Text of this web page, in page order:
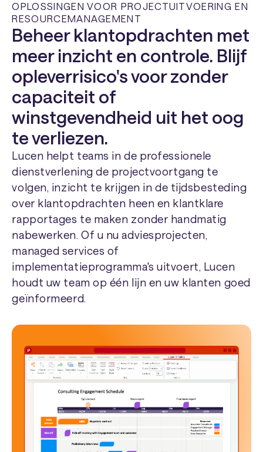
OPLOSSINGEN VOOR PROJECTUITVOERING EN
RESOURCEMANAGEMENT
Beheer klantopdrachten met
meer inzicht en controle. Blijf
opleverrisico's voor zonder
capaciteit of
winstgevendheid uit het oog
te verliezen.
Lucen helpt teams in de professionele
dienstverlening de projectvoortgang te
volgen, inzicht te krijgen in de tijdsbesteding
over klantopdrachten heen en klantklare
rapportages te maken zonder handmatig
nabewerken. Of u nu adviesprojecten,
managed services of
implementatieprogramma's uitvoert, Lucen
houdt uw team op één lijn en uw klanten goed
geïnformeerd.